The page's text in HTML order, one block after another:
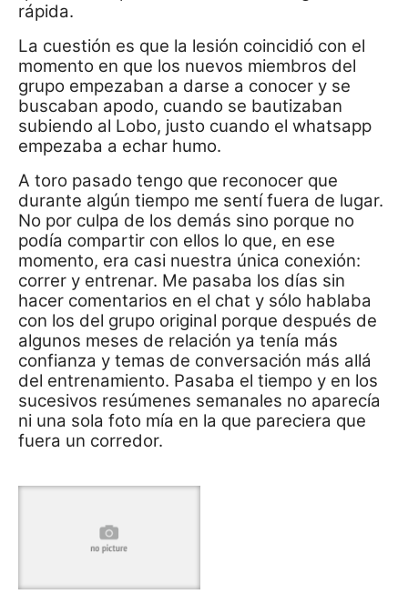
rápida.
La cuestión es que la lesión coincidió con el
momento en que los nuevos miembros del
grupo empezaban a darse a conocer y se
buscaban apodo, cuando se bautizaban
subiendo al Lobo, justo cuando el whatsapp
empezaba a echar humo.
A toro pasado tengo que reconocer que
durante algún tiempo me sentí fuera de lugar.
No por culpa de los demás sino porque no
podía compartir con ellos lo que, en ese
momento, era casi nuestra única conexión:
correr y entrenar. Me pasaba los días sin
hacer comentarios en el chat y sólo hablaba
con los del grupo original porque después de
algunos meses de relación ya tenía más
confianza y temas de conversación más allá
del entrenamiento. Pasaba el tiempo y en los
sucesivos resúmenes semanales no aparecía
ni una sola foto mía en la que pareciera que
fuera un corredor.